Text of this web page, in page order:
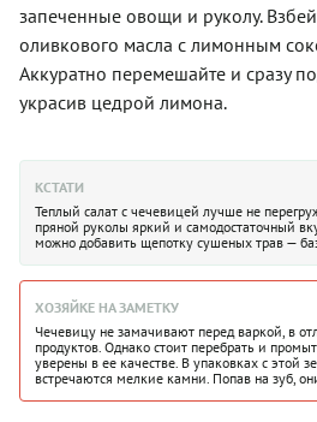
запеченные овощи и руколу.
оливкового масла с лимонным
Аккуратно перемешайте и сразу
украсив цедрой лимона.
КСТАТИ
Теплый салат с чечевицей лучше не
пряной руколы яркий и самодостаточный
можно добавить щепотку сушеных трав —
ХОЗЯЙКЕ НА ЗАМЕТКУ
Чечевицу не замачивают перед варкой, в
продуктов. Однако стоит перебрать и
уверены в ее качестве. В упаковках с этой
встречаются мелкие камни. Попав на зуб,